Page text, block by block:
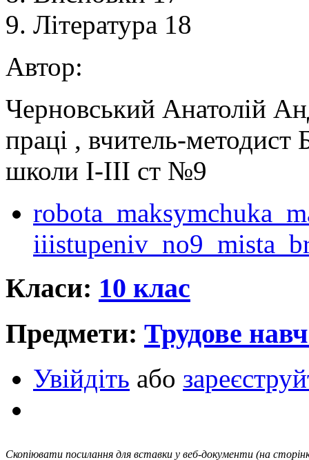
9. Література 18
Автор:
Черновський Анатолій
праці , вчитель-методист
школи І-ІІІ ст №9
Класи: 10 клас
Предмети: Трудове
Увійдіть або
Скопіювати посилання для вставки у веб-документи (на